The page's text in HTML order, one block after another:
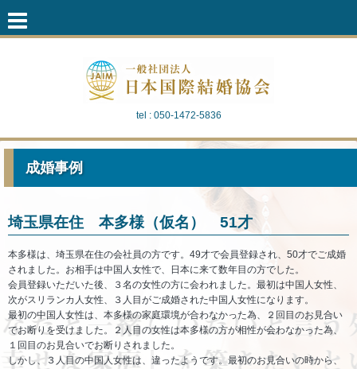
tel : 050-1472-5836
成婚事例
埼玉県在住 本多様（仮名） 51才
本多様は、埼玉県在住の会社員の方です。49才で会員登録され、50才でご成婚
されました。お相手は中国人女性で、日本に来て数年目の方でした。
会員登録いただいた後、３名の女性の方に会われました。最初は中国人女性、
次がスリランカ人女性、３人目がご成婚された中国人女性になります。
最初の中国人女性は、本多様の家庭環境が合わなかった為、２回目のお見合い
でお断りを受けました。２人目の女性は本多様の方が相性が会わなかった為、
１回目のお見合いでお断りされました。
しかし、３人目の中国人女性は、違ったようです。最初のお見合いの時から、